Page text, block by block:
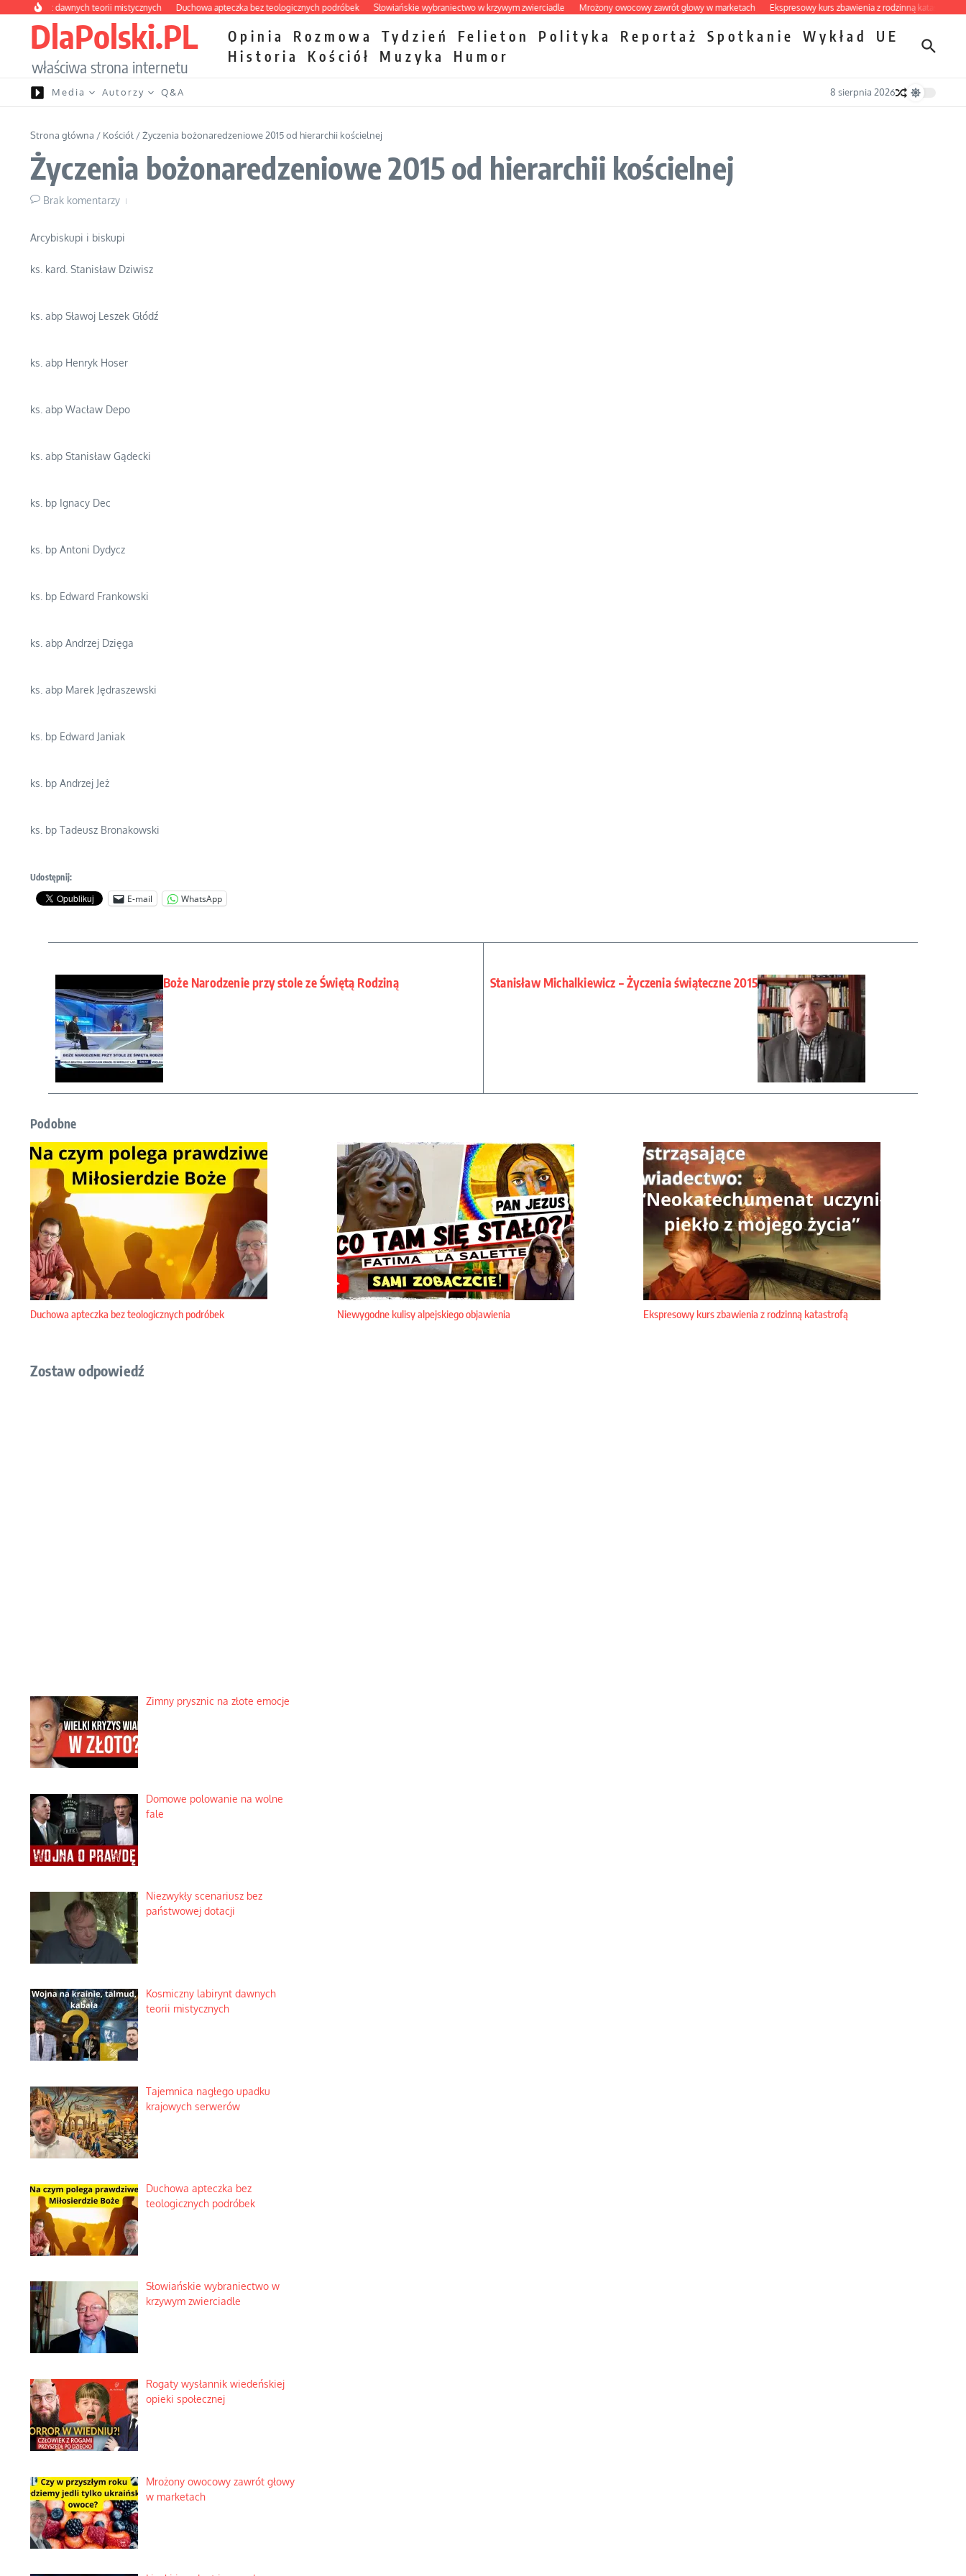
Przejdź do treści
labirynt dawnych teorii mistycznych Duchowa apteczka bez teologicznych podróbek Słowiańskie wybraniectwo w krzywym zwierciadle Mrożony owocowy zawrót głowy w marketach Ekspresowy kurs zbawienia z rodzinną katastrofą
DlaPolski.PL
właściwa strona internetu
Opinia Rozmowa Tydzień Felieton Polityka Reportaż Spotkanie Wykład
UE
Historia
Kościół Muzyka Humor
Media Autorzy Q&A 8 sierpnia 2026
Strona główna / Kościół /Życzenia bożonaredzeniowe 2015 od hierarchii kościelnej
Życzenia bożonaredzeniowe 2015 od hierarchii kościelnej
Brak komentarzy
Arcybiskupi i biskupi
ks. kard. Stanisław Dziwisz
ks. abp Sławoj Leszek Głódź
ks. abp Henryk Hoser
ks. abp Wacław Depo
ks. abp Stanisław Gądecki
ks. bp Ignacy Dec
ks. bp Antoni Dydycz
ks. bp Edward Frankowski
ks. abp Andrzej Dzięga
ks. abp Marek Jędraszewski
ks. bp Edward Janiak
ks. bp Andrzej Jeż
ks. bp Tadeusz Bronakowski
Udostępnij:
E-mail WhatsApp
Boże Narodzenie przy stole ze Świętą Rodziną Stanisław Michalkiewicz – Życzenia świąteczne 2015
Podobne
Duchowa apteczka bez teologicznych podróbek Niewygodne kulisy alpejskiego objawienia Ekspresowy kurs zbawienia z rodzinną katastrofą
Zostaw odpowiedź
Zimny prysznic na złote emocje
Domowe polowanie na wolne
fale
Niezwykły scenariusz bez
państwowej dotacji
Kosmiczny labirynt dawnych
teorii mistycznych
Tajemnica nagłego upadku
krajowych serwerów
Duchowa apteczka bez
teologicznych podróbek
Słowiańskie wybraniectwo w
krzywym zwierciadle
Rogaty wysłannik wiedeńskiej
opieki społecznej
Mrożony owocowy zawrót głowy
w marketach